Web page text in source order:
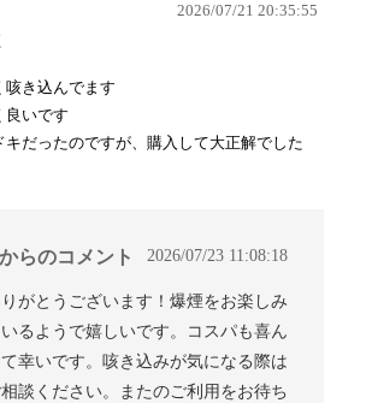
2026/07/21 20:35:55
咳き込んでます
良いです
キだったのですが、購入して大正解でした
らのコメント 2026/07/23 11:08:18
がとうございます！爆煙をお楽しみ
るようで嬉しいです。コスパも喜ん
幸いです。咳き込みが気になる際は
談ください。またのご利用をお待ち